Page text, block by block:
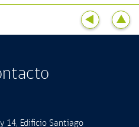
14, Ediﬁcio Santiago